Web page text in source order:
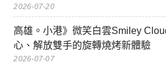
2026-07-20
高雄。小港》微笑白雲Smiley
心、解放雙手的旋轉燒烤新體驗
2026-07-07